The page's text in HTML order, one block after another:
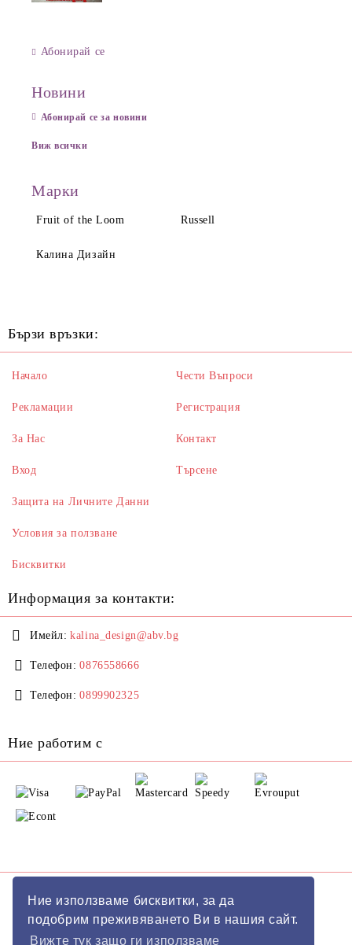
Ние използваме бисквитки, за да
подобрим преживяването Ви в нашия сайт.
Вижте тук защо ги използваме
Абонирай се
Новини
Абонирай се за новини
Виж всички
Марки
Fruit of the Loom Russell
Калина Дизайн
Бързи връзки:
Начало
Рекламации
За Нас
Вход
Чести Въпроси
Регистрация
Контакт
Търсене
Защита на Личните Данни
Условия за ползване
Бисквитки
Информация за контакти:
Имейл: kalina_design@abv.bg
Телефон: 0876558666
Телефон: 0899902325
Ние работим с
Нашият онлайн магазин е 100% съобразен с GDPR.